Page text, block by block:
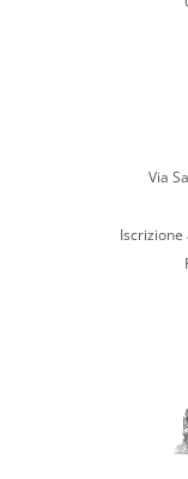
Via